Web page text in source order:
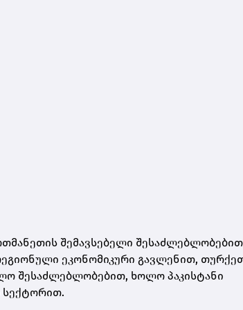
შემავსებელი შესაძლებლობებით
ეკონომიკური გავლენით,
შესაძლებლობებით, ხოლო პაკისტანი
სექტორით.